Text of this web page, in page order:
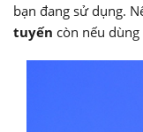
bạn đang sử dụng.
tuyến còn nếu